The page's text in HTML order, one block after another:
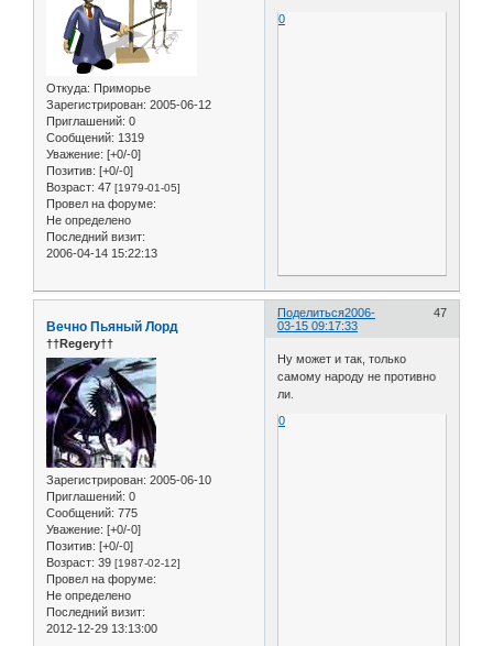
Откуда: Приморье
Зарегистрирован: 2005-06-12
Приглашений: 0
Сообщений: 1319
Уважение: [+0/-0]
Позитив: [+0/-0]
Возраст: 47 [1979-01-05]
Провел на форуме:
Не определено
Последний визит:
2006-04-14 15:22:13
0
Поделиться 47
2006-
03-15 09:17:33
Вечно Пьяный Лорд
††Regery††
Зарегистрирован: 2005-06-10
Приглашений: 0
Сообщений: 775
Уважение: [+0/-0]
Позитив: [+0/-0]
Возраст: 39 [1987-02-12]
Провел на форуме:
Не определено
Последний визит:
2012-12-29 13:13:00
Ну может и так, только
самому народу не противно
ли.
0